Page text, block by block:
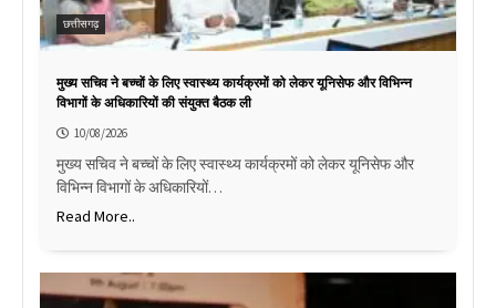
छत्तीसगढ़
मुख्य सचिव ने बच्चों के लिए स्वास्थ्य कार्यक्रमों को लेकर यूनिसेफ और विभिन्न
विभागों के अधिकारियों की संयुक्त बैठक ली
10/08/2026
मुख्य सचिव ने बच्चों के लिए स्वास्थ्य कार्यक्रमों को लेकर यूनिसेफ और
विभिन्न विभागों के अधिकारियों…
Read More..